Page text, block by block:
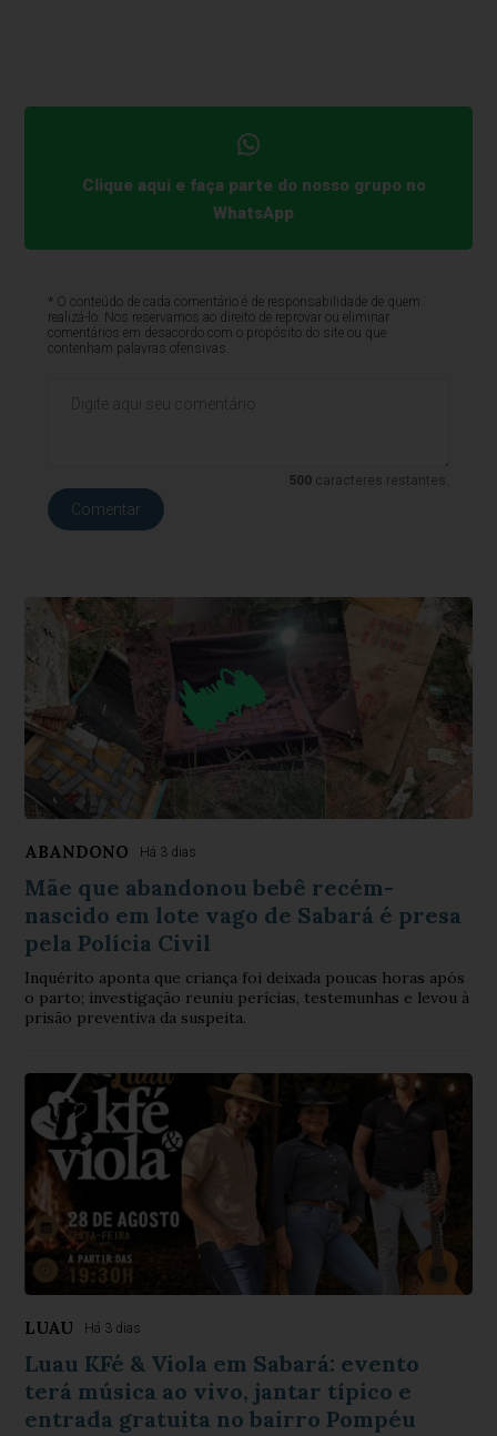
Clique aqui e faça parte do nosso grupo no
WhatsApp
* O conteúdo de cada comentário é de responsabilidade de quem
realizá-lo. Nos reservamos ao direito de reprovar ou eliminar
comentários em desacordo com o propósito do site ou que
contenham palavras ofensivas.
500 caracteres restantes.
Comentar
ABANDONO Há 3 dias
Mãe que abandonou bebê recém-
nascido em lote vago de Sabará é presa
pela Polícia Civil
Inquérito aponta que criança foi deixada poucas horas após
o parto; investigação reuniu perícias, testemunhas e levou à
prisão preventiva da suspeita.
LUAU Há 3 dias
Luau KFé & Viola em Sabará: evento
terá música ao vivo, jantar típico e
entrada gratuita no bairro Pompéu